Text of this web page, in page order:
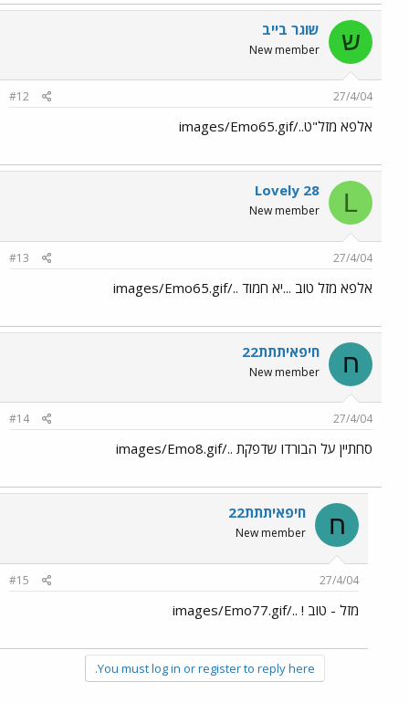
ש שוגר בייב
New member
27/4/04
#12
אלפא מזל"ט../images/Emo65.gif
L
Lovely 28
New member
27/4/04
#13
אלפא מזל טוב ...יא חמוד ../images/Emo65.gif
ח חיפאיתתת22
New member
27/4/04
#14
סחתיין על הבורדו שדפקת ../images/Emo8.gif
ח חיפאיתתת22
New member
27/4/04
#15
מזל - טוב ! ../images/Emo77.gif
You must log in or register to reply here.